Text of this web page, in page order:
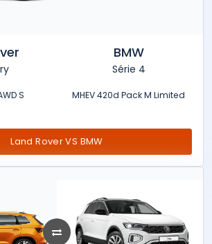
S
BMW
Série 4
MHEV 420d Pack M Limited
Land Rover VS BMW